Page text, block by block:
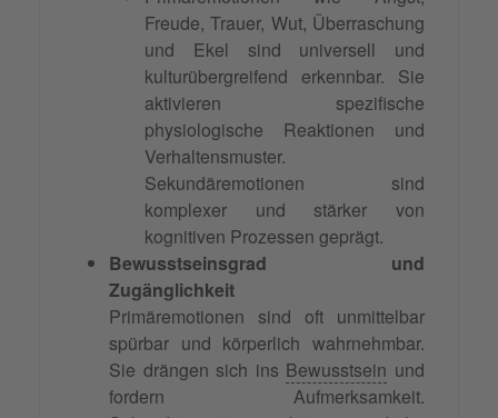
Freude, Trauer, Wut, Überraschung
und Ekel sind universell und
kulturübergreifend erkennbar. Sie
aktivieren spezifische
physiologische Reaktionen und
Verhaltensmuster.
Sekundäremotionen sind
komplexer und stärker von
kognitiven Prozessen geprägt.
Bewusstseinsgrad und
Zugänglichkeit
Primäremotionen sind oft unmittelbar
spürbar und körperlich wahrnehmbar.
Sie drängen sich ins Bewusstsein und
fordern Aufmerksamkeit.